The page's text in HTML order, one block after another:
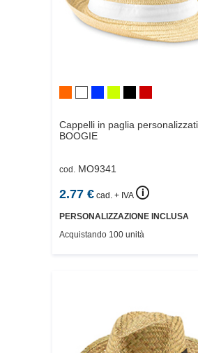
Cappelli in paglia personalizzati
BOOGIE
cod. MO9341
2.77 € cad. + IVA 🛈
PERSONALIZZAZIONE INCLUSA
Acquistando 100 unità